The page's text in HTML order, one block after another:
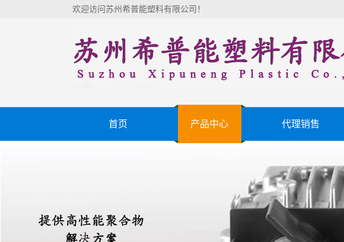
欢迎访问苏州希普能塑料有限公司！
首页 产品中心 代理销售